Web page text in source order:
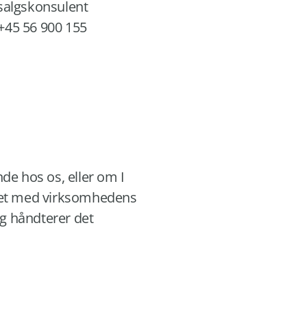
56 900 155
hos os, eller om I
med virksomhedens
håndterer det